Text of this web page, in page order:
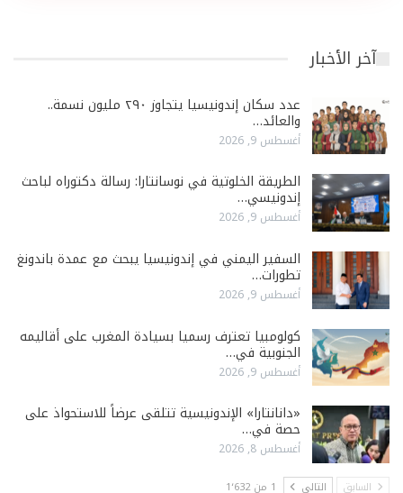
آخر الأخبار
عدد سكان إندونيسيا يتجاوز ٢٩٠ مليون نسمة..
والعائد…
أغسطس 9, 2026
الطريقة الخلوتية في نوسانتارا: رسالة دكتوراه لباحث
إندونيسي…
أغسطس 9, 2026
السفير اليمني في إندونيسيا يبحث مع عمدة باندونغ
تطورات…
أغسطس 9, 2026
كولومبيا تعترف رسميا بسيادة المغرب على أقاليمه
الجنوبية في…
أغسطس 9, 2026
«دانانتارا» الإندونيسية تتلقى عرضاً للاستحواذ على
حصة في…
أغسطس 8, 2026
السابق التالي 1 من 1٬632